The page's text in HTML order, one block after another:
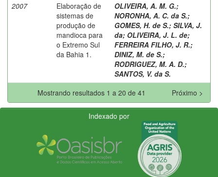
2007
Elaboração de
sistemas de
produção de
mandioca para
o Extremo Sul
da Bahia 1.
OLIVEIRA, A. M. G.;
NORONHA, A. C. da S.;
GOMES, H. de S.; SILVA, J.
da; OLIVEIRA, J. L. de;
FERREIRA FILHO, J. R.;
DINIZ, M. de S.;
RODRIGUEZ, M. A. D.;
SANTOS, V. da S.
Mostrando resultados 1 a 20 de 41
Próximo >
Indexado por